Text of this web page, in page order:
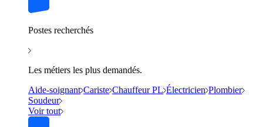
Postes recherchés
Les métiers les plus demandés.
Aide-soignant Cariste Chauffeur PL Électricien Plombier
Soudeur
Voir tout